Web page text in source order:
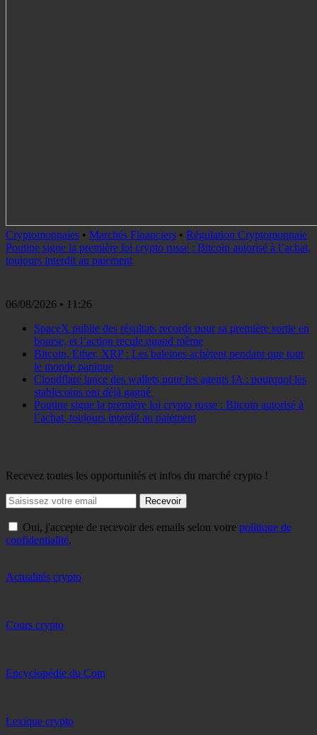
Cryptomonnaies • Marchés Financiers • Régulation Cryptomonnaie
Poutine signe la première loi crypto russe : Bitcoin autorisé à l’achat,
toujours interdit au paiement
06/08/2026 • 11:26
SpaceX publie des résultats records pour sa première sortie en
bourse, et l’action recule quand même
Bitcoin, Ether, XRP : Les baleines achètent pendant que tout
le monde panique
Cloudflare lance des wallets pour les agents IA : pourquoi les
stablecoins ont déjà gagné
Poutine signe la première loi crypto russe : Bitcoin autorisé à
l’achat, toujours interdit au paiement
Recevez toutes les opportunités et infos du marché crypto !
Recevoir
Oui, j'accepte de recevoir des emails selon votre politique de
confidentialité.
Actualités crypto
Cours crypto
Encyclopédie du Coin
Lexique crypto